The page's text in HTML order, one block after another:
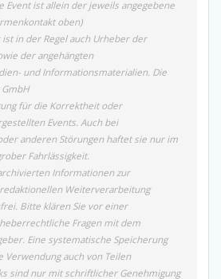
Event ist allein der jeweils angegebene
oben)
in der Regel auch Urheber der
der angehängten
und Informationsmaterialien. Die
für die Korrektheit oder
Events. Auch bei
anderen Störungen haftet sie nur im
Fahrlässigkeit.
Informationen zur
Weiterverarbeitung
Bitte klären Sie vor einer
Fragen mit dem
Eine systematische Speicherung
Verwendung auch von Teilen
sind nur mit schriftlicher Genehmigung